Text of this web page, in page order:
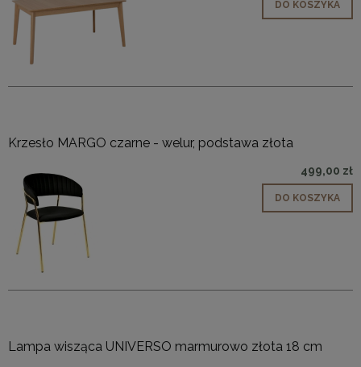
DO KOSZYKA
Krzesło MARGO czarne - welur, podstawa złota
499,00 zł
DO KOSZYKA
Lampa wisząca UNIVERSO marmurowo złota 18 cm